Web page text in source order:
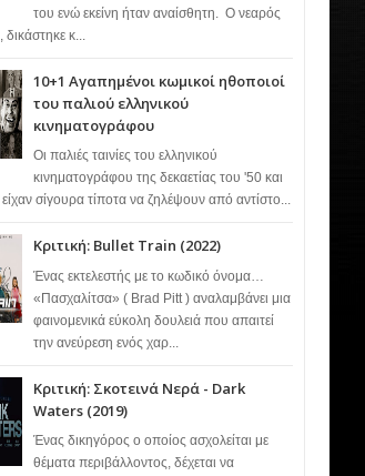
του ενώ εκείνη ήταν αναίσθητη. Ο νεαρός
κ...
10+1 Αγαπημένοι κωμικοί ηθοποιοί
του παλιού ελληνικού
κινηματογράφου
Οι παλιές ταινίες του ελληνικού
κινηματογράφου της δεκαετίας του '50 και
σίγουρα τίποτα να ζηλέψουν από αντίστο...
Κριτική: Bullet Train (2022)
Ένας εκτελεστής με το κωδικό όνομα…
«Πασχαλίτσα» ( Brad Pitt ) αναλαμβάνει μια
φαινομενικά εύκολη δουλειά που απαιτεί
την ανεύρεση ενός χαρ...
Κριτική: Σκοτεινά Νερά - Dark
Waters (2019)
Ένας δικηγόρος ο οποίος ασχολείται με
θέματα περιβάλλοντος, δέχεται να